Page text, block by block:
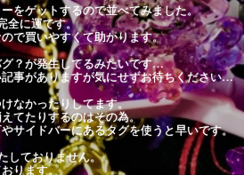
をゲットするので並べてみました。
全に運です。
で買いやすくて助かります。
？が発生してるみたいです…
事がありますが気にせずお待ちください…
なかったりしてます。
てたりするのはその為。
サイドバーにあるタグを使うと早いです。
しておりません。
ります。